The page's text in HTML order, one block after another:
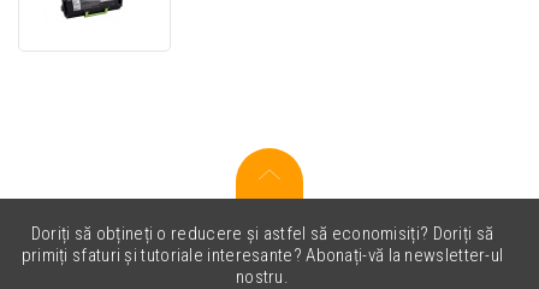
original
Doriți să obțineți o reducere și astfel să economisiți? Doriți să
primiți sfaturi și tutoriale interesante? Abonați-vă la newsletter-ul
nostru.